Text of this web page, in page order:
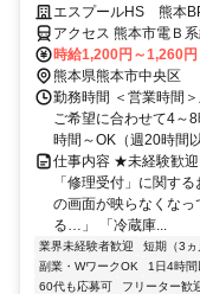
エスプールHS 熊本
アクセス 熊本市電Ｂ
統 慶徳校前出入口徒
時給1,200円～1,260円
熊本県熊本市中央区
勤務時間 ＜営業時間
ご希望に合わせて4～
時間～OK（週20時間
仕事内容 ★未経験歓
「修理受付」に関す
の画面が映らなくな
る…」 「冷蔵庫...
業界未経験者歓迎 短期（3ヵ
副業・WワークOK
1日4時間
60代も応募可
フリーター歓